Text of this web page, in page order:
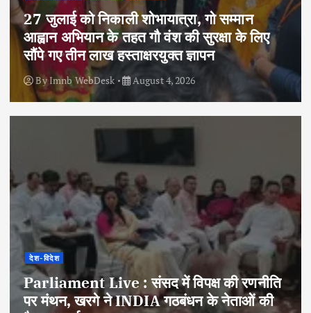
27 जुलाई को निकाली शोभायात्रा, गो सम्मान
आह्वान अभियान के तहत गौ वंश की सुरक्षा के लिए
सौंपे गए तीन लाख हस्ताक्षरयुक्त ज्ञापन
ByImnb WebDesk August 4, 2026
देश-विदेश
Parliament Live : संसद में विपक्ष की रणनीति
पर मंथन, खरगे ने INDIA गठबंधन के नेताओं की